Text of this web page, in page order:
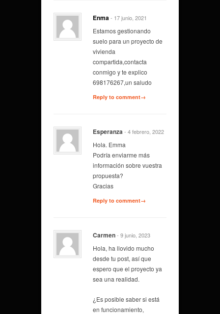
Enma- 17 junio, 2021
Estamos gestionando
suelo para un proyecto de
vivienda
compartida,contacta
conmigo y te explico
698176267,un saludo
Reply to comment→
Esperanza- 4 febrero, 2022
Hola. Emma
Podría enviarme más
información sobre vuestra
propuesta?
Gracias
Reply to comment→
Carmen- 9 junio, 2023
Hola, ha llovido mucho
desde tu post, así que
espero que el proyecto ya
sea una realidad.
¿Es posible saber si está
en funcionamiento,